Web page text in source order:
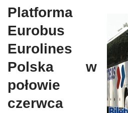
Platforma
Eurobus
Eurolines
Polska w
połowie
czerwca